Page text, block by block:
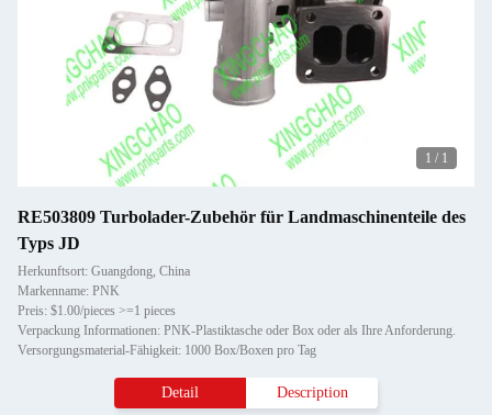
1 / 1
RE503809 Turbolader-Zubehör für Landmaschinenteile des
Typs JD
Herkunftsort: Guangdong, China
Markenname: PNK
Preis: $1.00/pieces >=1 pieces
Verpackung Informationen: PNK-Plastiktasche oder Box oder als Ihre Anforderung.
Versorgungsmaterial-Fähigkeit: 1000 Box/Boxen pro Tag
Detail Description